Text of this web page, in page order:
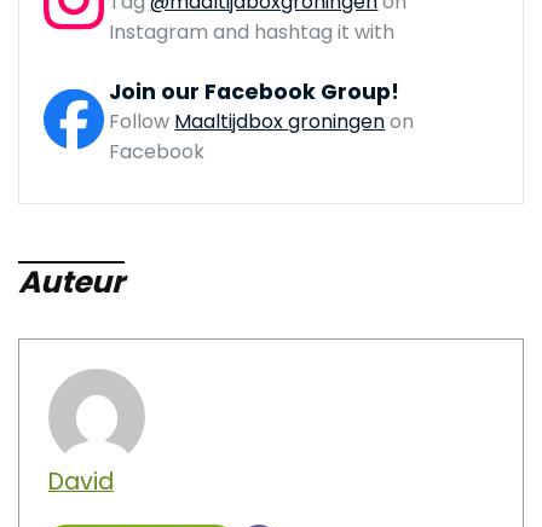
Instagram and hashtag it with
Join our Facebook Group!
Follow Maaltijdbox groningenon
Facebook
Auteur
David